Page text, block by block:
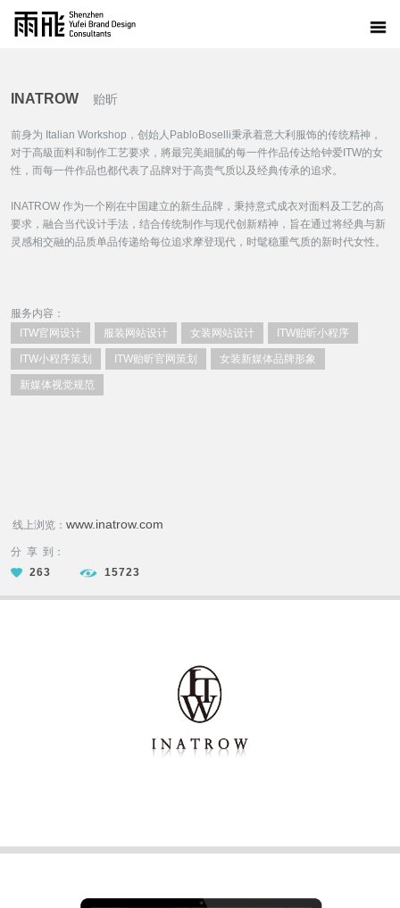
INATROW 贻昕
前身为 Italian Workshop，创始人PabloBoselli秉承着意大利服饰的传统精神，
对于高級面料和制作工艺要求，將最完美細膩的每一件作品传达给钟爱ITW的女
性，而每一件作品也都代表了品牌对于高贵气质以及经典传承的追求。
INATROW 作为一个刚在中国建立的新生品牌，秉持意式成衣对面料及工艺的高
要求，融合当代设计手法，结合传统制作与现代创新精神，旨在通过将经典与新
灵感相交融的品质单品传递给每位追求摩登现代，时髦稳重气质的新时代女性。
服务内容：
ITW官网设计
服装网站设计 女装网站设计 ITW贻昕小程序
ITW小程序策划 ITW贻昕官网策划 女装新媒体品牌形象
新媒体视觉规范
线上浏览： www.inatrow.com
分 享 到：
263
15723